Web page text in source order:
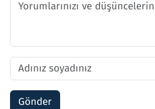
Gönder